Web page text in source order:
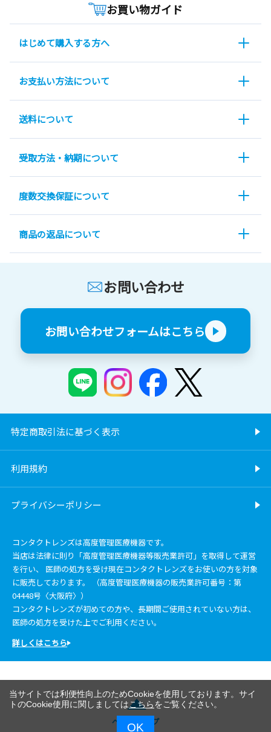
お買い物ガイド
はじめて購入する方へ
お支払い方法について
送料について
受取方法・納期について
度数交換保証について
商品の返品について
お問い合わせ
お問い合わせフォームはこちら
特定商取引法に基づく表示
利用規約
プライバシーポリシー
コンタクトレンズは高度管理医療機器です。
当店は法律に則り「高度管理医療機器等販売業許可」を取得して運営
を行い、 医師の処方を受け現在コンタクトレンズをお使いの方を対象
に販売しております。 （高度管理医療機器の販売業許可番号：第
04448号〈大阪府〉）
コンタクトレンズが初めての方や、長期間ご使用されていない方は、
医師の処方を受けた上でご利用ください。
詳しくはこちら
ページトップ
当サイトでは利便性向上のためCookieを使用しております。サイ
トのCookie使用に関しましてはこちらをご覧ください。
OK